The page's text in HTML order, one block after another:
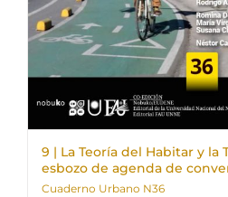
9 | La Teoría del Habitar y la
esbozo de agenda de
Cuaderno Urbano N36